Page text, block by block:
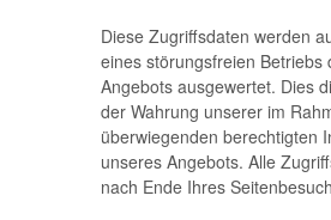
Diese Zugriffsdaten werden
eines störungsfreien
Angebots ausgewertet. Dies
der Wahrung unserer im
überwiegenden berechtigten
unseres Angebots. Alle
nach Ende Ihres